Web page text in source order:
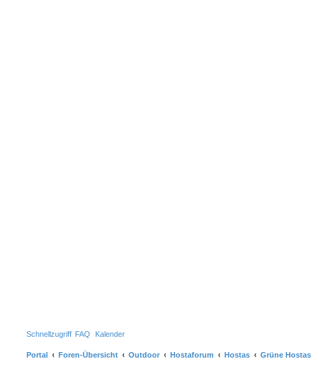
Schnellzugriff FAQ Kalender
Portal Foren-Übersicht Outdoor Hostaforum Hostas Grüne Hostas